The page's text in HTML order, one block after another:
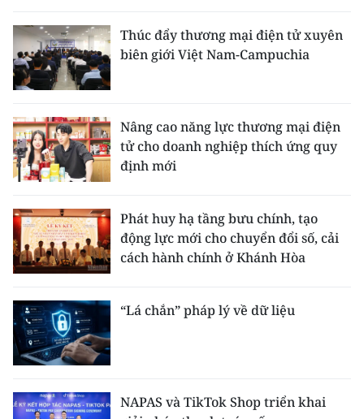
TIN MỚI
Trung du và miền núi phía Bắc
Đồng bằng sông Hồng
Bắc Trung Bộ
Duyên hải Nam Trung Bộ và Tây
Nguyên
Đông Nam Bộ
Đồng bằng sông Cửu Long
Thúc đẩy thương mại điện tử xuyên
biên giới Việt Nam-Campuchia
Nâng cao năng lực thương mại điện
tử cho doanh nghiệp thích ứng quy
định mới
Phát huy hạ tầng bưu chính, tạo
động lực mới cho chuyển đổi số, cải
cách hành chính ở Khánh Hòa
“Lá chắn” pháp lý về dữ liệu
NAPAS và TikTok Shop triển khai